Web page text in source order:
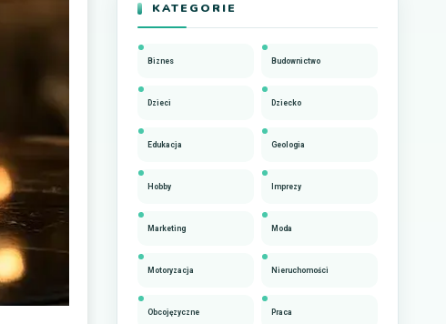
KATEGORIE
Biznes Budownictwo
Dzieci Dziecko
Edukacja Geologia
Hobby Imprezy
Marketing Moda
Motoryzacja Nieruchomości
Obcojęzyczne Praca